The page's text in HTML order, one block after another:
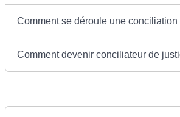
Comment se déroule une conciliation
Comment devenir conciliateur de